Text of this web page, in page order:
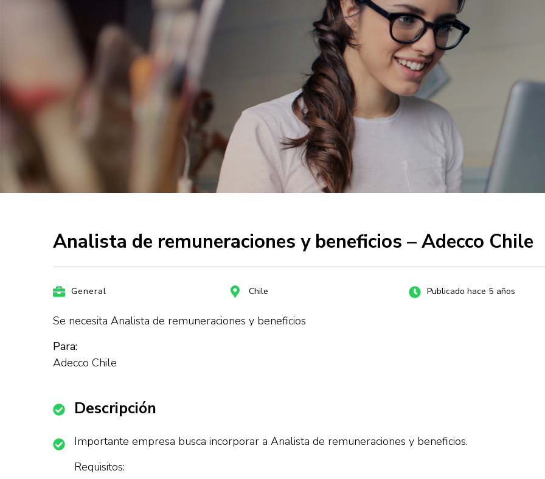
Analista de remuneraciones y beneficios – Adecco Chile
General Chile Publicado hace 5 años
Se necesita Analista de remuneraciones y beneficios
Para:
Adecco Chile
Descripción
Importante empresa busca incorporar a Analista de remuneraciones y beneficios.
Requisitos: